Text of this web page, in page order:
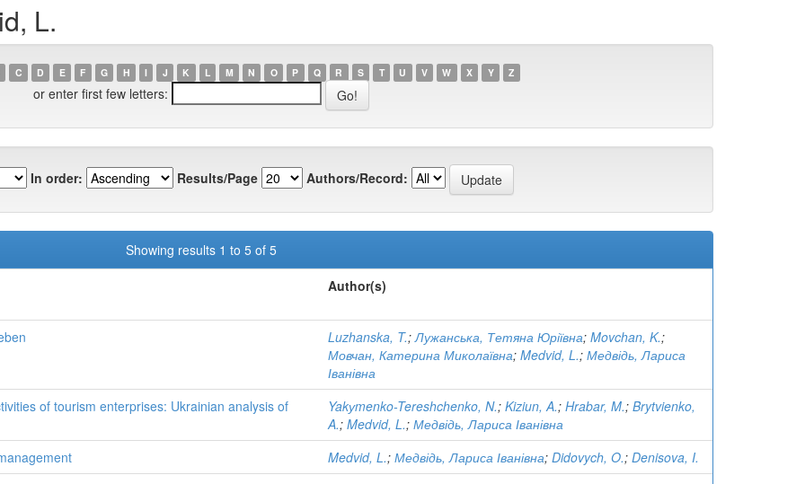
L.
C D E F G H I J K L M N O P Q R S T U V W X Y Z
or enter first few letters:
In order: Results/Page Authors/Record:
Showing results 1 to 5 of 5
Author(s)
Luzhanska, T.;Лужанська, Тетяна Юріївна; Movchan, K.;
Мовчан, Катерина Миколаївна; Medvid, L.; Медвідь, Лариса
Іванівна
of tourism enterprises: Ukrainian analysis of
Yakуmenko-Tereshchenko, N.; Kiziun, A.; Hrabar, M.; Brytvienko,
A.; Medvid, L.; Медвідь, Лариса Іванівна
Medvid, L.; Медвідь, Лариса Іванівна; Didovych, O.; Denisova, I.